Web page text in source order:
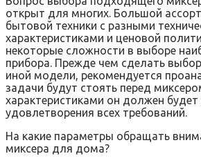
открыт для многих. Большой
бытовой техники с разными
характеристиками и ценовой
некоторые сложности в выборе
прибора. Прежде чем сделать
иной модели, рекомендуется
задачи будут стоять перед
характеристиками он должен
удовлетворения всех требований.
На какие параметры обращать
миксера для дома?